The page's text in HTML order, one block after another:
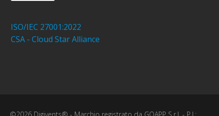
ISO/IEC 27001:2022
CSA - Cloud Star Alliance